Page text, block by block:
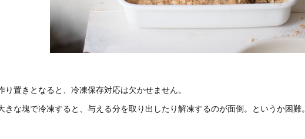
り置きとなると、冷凍保存対応は欠かせません。
きな塊で冷凍すると、与える分を取り出したり解凍するのが面倒。というか困難。